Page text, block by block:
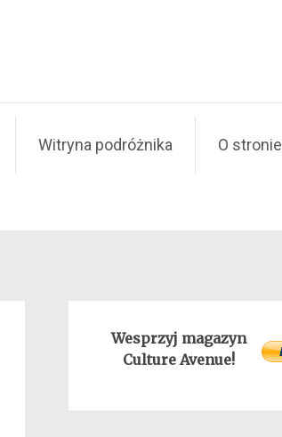
Witryna podróżnika O stronie
Wesprzyj magazyn
Culture Avenue!